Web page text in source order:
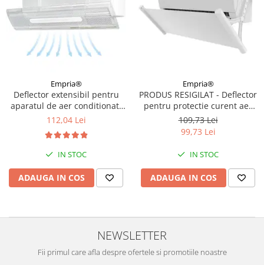
Empria®
Deflector extensibil pentru
aparatul de aer conditionat,
Empria, Transparent
112,04 Lei
IN STOC
ADAUGA IN COS
Empria®
PRODUS RESIGILAT - Deflector
pentru protectie curent aer
conditionat, Empria, ajustabil
pe 4 niveluri, retractabil, Alb
109,73 Lei
99,73 Lei
IN STOC
ADAUGA IN COS
NEWSLETTER
Fii primul care afla despre ofertele si promotiile noastre